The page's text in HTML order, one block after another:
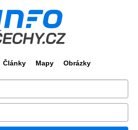
Články Mapy Obrázky